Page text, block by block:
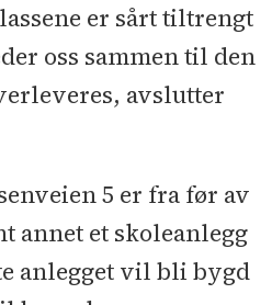
er sårt tiltrengt
oss sammen til den
avslutter
5 er fra før av
annet et skoleanlegg
anlegget vil bli bygd